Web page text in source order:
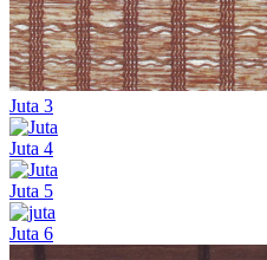
Juta 3
Juta 4
Juta 5
Juta 6